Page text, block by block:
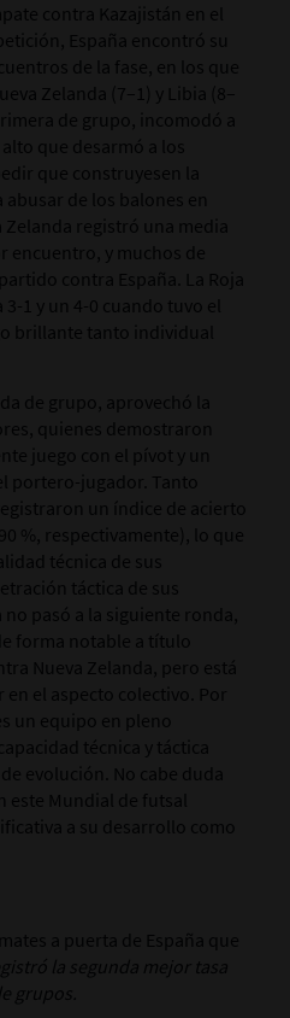
contra Kazajistán en el
España encontró su
de la fase, en los que
Zelanda (7–1) y Libia (8–
de grupo, incomodó a
que desarmó a los
que construyesen la
abusar de los balones en
Zelanda registró una media
encuentro, y muchos de
contra España. La Roja
1 y un 4-0 cuando tuvo el
brillante tanto individual
de grupo, aprovechó la
quienes demostraron
juego con el pívot y un
portero-jugador. Tanto
un índice de acierto
%, respectivamente), lo que
técnica de sus
táctica de sus
no pasó a la siguiente ronda,
forma notable a título
Nueva Zelanda, pero está
el aspecto colectivo. Por
un equipo en pleno
técnica y táctica
evolución. No cabe duda
Mundial de futsal
a su desarrollo como
a puerta de España que
la segunda mejor tasa
grupos.